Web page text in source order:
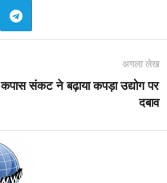
अगला लेख
कपास संकट ने बढ़ाया कपड़ा उद्योग पर
दबाव